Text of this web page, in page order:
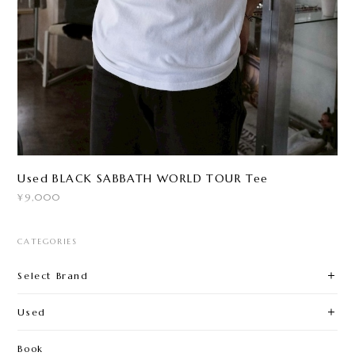
Used BLACK SABBATH WORLD TOUR Tee
¥9,000
CATEGORIES
Select Brand
Used
Book